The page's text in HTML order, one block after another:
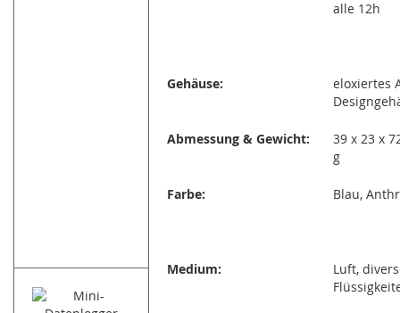
alle 12h
Gehäuse:
eloxiertes
Abmessung & Gewicht:
39 x 23 x
g
Farbe: Blau,
Medium:
Luft,